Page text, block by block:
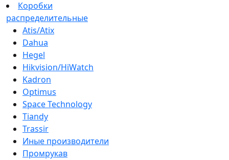
Коробки
распределительные
Atis/Atix
Dahua
Hegel
Hikvision/HiWatch
Kadron
Optimus
Space Technology
Tiandy
Trassir
Иные производители
Промрукав